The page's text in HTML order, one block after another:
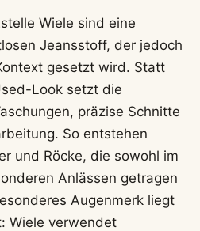
Wiele sind eine
Jeansstoff, der jedoch
gesetzt wird. Statt
Look setzt die
präzise Schnitte
So entstehen
und Röcke, die sowohl im
Anlässen getragen
Augenmerk liegt
Wiele verwendet